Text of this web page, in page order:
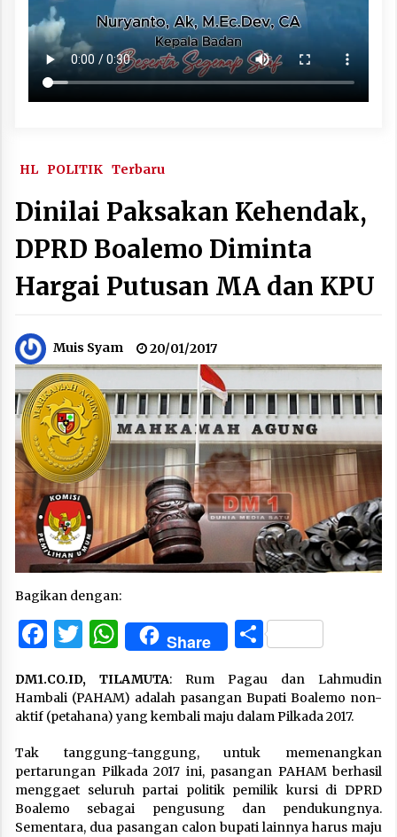
HL POLITIK Terbaru
Dinilai Paksakan Kehendak,
DPRD Boalemo Diminta
Hargai Putusan MA dan KPU
Muis Syam 20/01/2017
Bagikan dengan:
Facebook
Twitter
WhatsApp
Share Share
DM1.CO.ID, TILAMUTA: Rum Pagau dan Lahmudin
Hambali (PAHAM) adalah pasangan Bupati Boalemo non-
aktif (petahana) yang kembali maju dalam Pilkada 2017.
Tak tanggung-tanggung, untuk memenangkan
pertarungan Pilkada 2017 ini, pasangan PAHAM berhasil
menggaet seluruh partai politik pemilik kursi di DPRD
Boalemo sebagai pengusung dan pendukungnya.
Sementara, dua pasangan calon bupati lainnya harus maju